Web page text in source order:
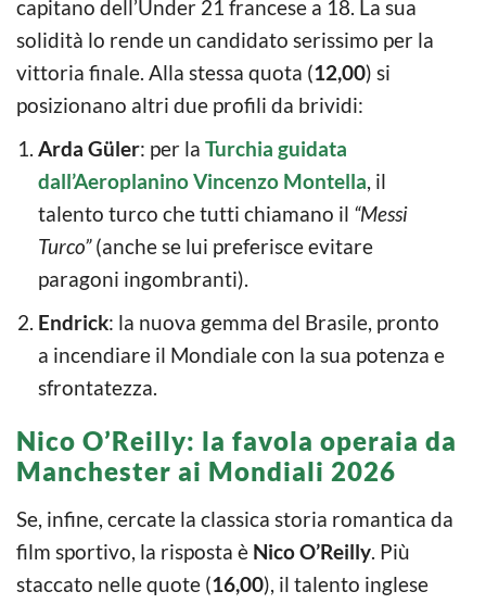
capitano dell’Under 21 francese a 18. La sua
solidità lo rende un candidato serissimo per la
vittoria finale. Alla stessa quota (12,00) si
posizionano altri due profili da brividi:
Arda Güler: per la Turchia guidata
dall’Aeroplanino Vincenzo Montella, il
talento turco che tutti chiamano il “Messi
Turco”(anche se lui preferisce evitare
paragoni ingombranti).
Endrick: la nuova gemma del Brasile, pronto
a incendiare il Mondiale con la sua potenza e
sfrontatezza.
Nico O’Reilly: la favola operaia da
Manchester ai Mondiali 2026
Se, infine, cercate la classica storia romantica da
film sportivo, la risposta è Nico O’Reilly. Più
staccato nelle quote (16,00), il talento inglese